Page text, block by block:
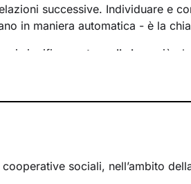
successive. Individuare e
in maniera automatica - è la
significa
portare alla luce
ciò
questo tipo di consapevolezza è
cui non sei ancora pienamente
sociali, nell’ambito